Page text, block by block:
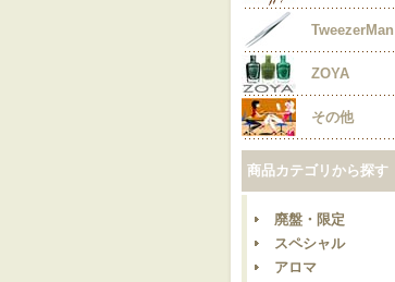
TweezerMan
ZOYA
その他
商品カテゴリから探す
廃盤・限定
スペシャル
アロマ